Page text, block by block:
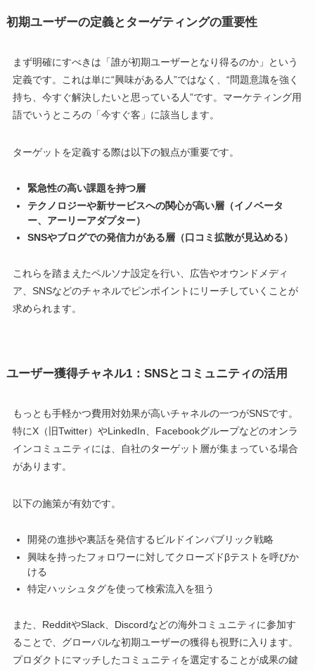
初期ユーザーの定義とターゲティングの重要性
まず明確にすべきは「誰が初期ユーザーとなり得るのか」という
定義です。これは単に“興味がある人”ではなく、“問題意識を強く
持ち、今すぐ解決したいと思っている人”です。マーケティング用
語でいうところの「今すぐ客」に該当します。
ターゲットを定義する際は以下の観点が重要です。
緊急性の高い課題を持つ層
テクノロジーや新サービスへの関心が高い層（イノベータ
ー、アーリーアダプター）
SNSやブログでの発信力がある層（口コミ拡散が見込める）
これらを踏まえたペルソナ設定を行い、広告やオウンドメディ
ア、SNSなどのチャネルでピンポイントにリーチしていくことが
求められます。
ユーザー獲得チャネル1：SNSとコミュニティの活用
もっとも手軽かつ費用対効果が高いチャネルの一つがSNSです。
特にX（旧Twitter）やLinkedIn、Facebookグループなどのオンラ
インコミュニティには、自社のターゲット層が集まっている場合
があります。
以下の施策が有効です。
開発の進捗や裏話を発信するビルドインパブリック戦略
興味を持ったフォロワーに対してクローズドβテストを呼びか
ける
特定ハッシュタグを使って検索流入を狙う
また、RedditやSlack、Discordなどの海外コミュニティに参加す
ることで、グローバルな初期ユーザーの獲得も視野に入ります。
プロダクトにマッチしたコミュニティを選定することが成果の鍵